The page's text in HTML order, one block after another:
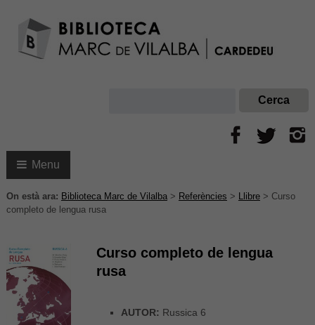
Menu
On està ara: Biblioteca Marc de Vilalba> Referències > Llibre> Curso
completo de lengua rusa
Curso completo de lengua
rusa
AUTOR: Russica 6